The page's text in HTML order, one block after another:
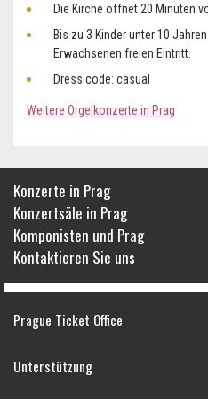
Die Kirche öffnet 20 Minuten
Bis zu 3 Kinder unter 10
Erwachsenen freien Eintritt.
Dress code: casual
Weitere Orgelkonzerte in Prag
Konzerte in Prag
Konzertsäle in Prag
Komponisten und Prag
Kontaktieren Sie uns
Prague Ticket Office
Unterstützung